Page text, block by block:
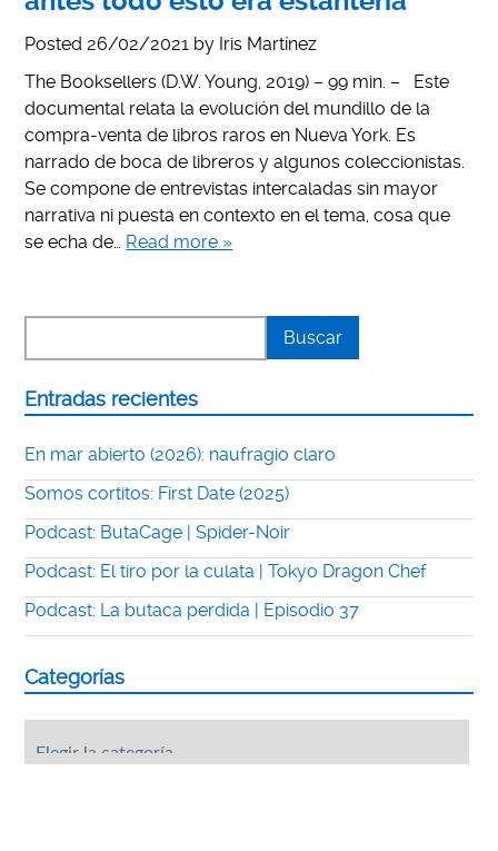
Posted 26/02/2021 by Iris Martínez
The Booksellers (D.W. Young, 2019) – 99 min. – Este
documental relata la evolución del mundillo de la
compra-venta de libros raros en Nueva York. Es
narrado de boca de libreros y algunos coleccionistas.
Se compone de entrevistas intercaladas sin mayor
narrativa ni puesta en contexto en el tema, cosa que
se echa de… Read more »
Entradas recientes
En mar abierto (2026): naufragio claro
Somos cortitos: First Date (2025)
Podcast: ButaCage | Spider-Noir
Podcast: El tiro por la culata | Tokyo Dragon Chef
Podcast: La butaca perdida | Episodio 37
Categorías